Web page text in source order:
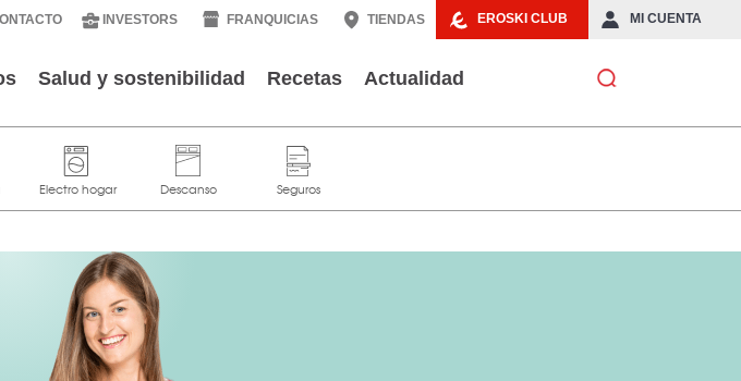
EROSKI CLUB MI CUENTA
INVESTORS FRANQUICIAS TIENDAS
Salud y sostenibilidad Recetas Actualidad